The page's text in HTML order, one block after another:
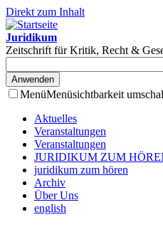
Direkt zum Inhalt
Juridikum
Zeitschrift für Kritik, Recht &
MenüMenüsichtbarkeit
Aktuelles
Veranstaltungen
Veranstaltungen
JURIDIKUM ZUM
juridikum zum hören
Archiv
Über Uns
english